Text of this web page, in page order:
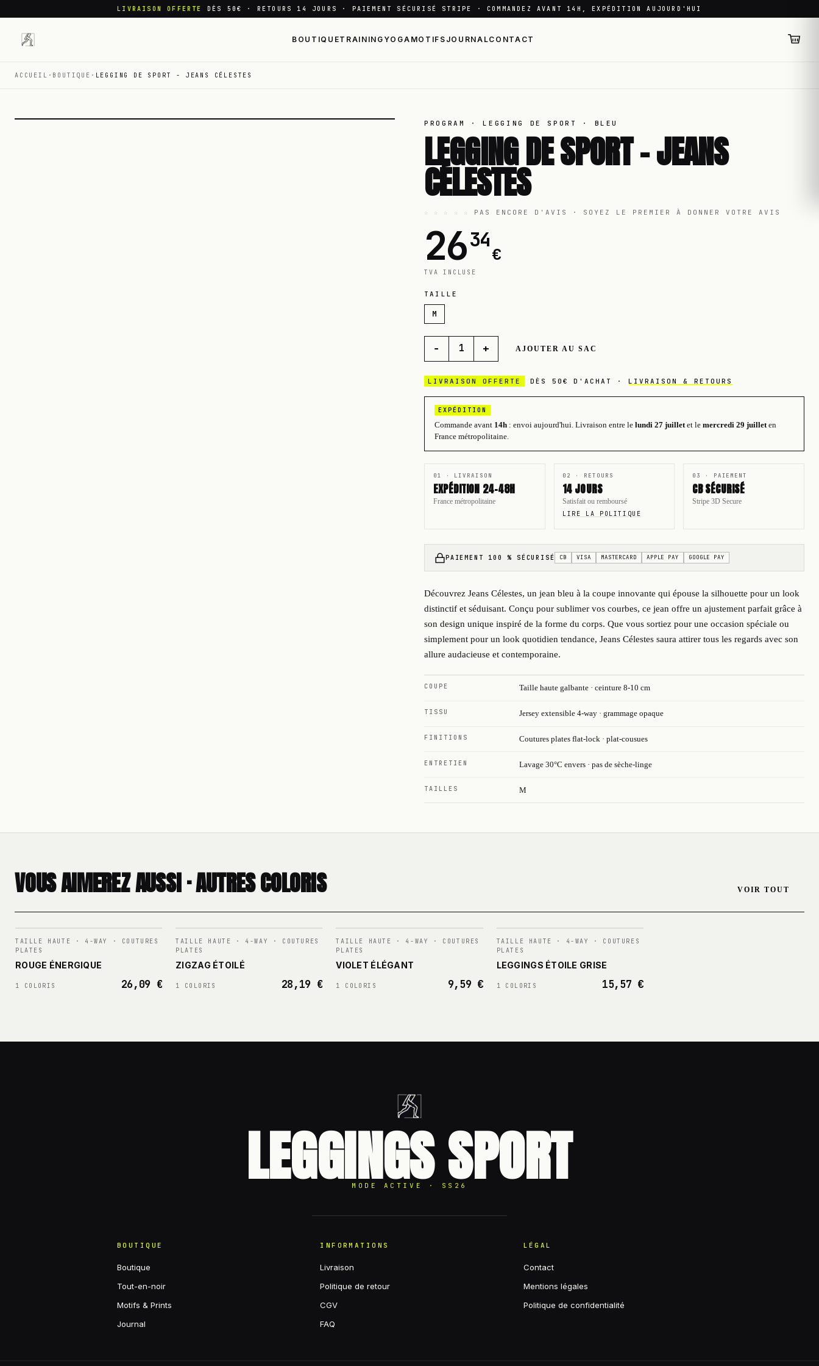
LIVRAISON OFFERTE DÈS 50€ · RETOURS 14 JOURS · PAIEMENT SÉCURISÉ STRIPE · COMMANDEZ AVANT 14H, EXPÉDITION AUJOURD'HUI
BOUTIQUETRAINING YOGA MOTIFS JOURNALCONTACT
ACCUEIL · BOUTIQUE · LEGGING DE SPORT - JEANS CÉLESTES
PROGRAM · LEGGING DE SPORT · BLEU
LEGGING DE SPORT - JEANS
CÉLESTES
PAS ENCORE D'AVIS · SOYEZ LE PREMIER À DONNER VOTRE AVIS
2634
€
TVA INCLUSE
TAILLE
M
− 1 + AJOUTER AU SAC
LIVRAISON OFFERTE DÈS 50€ D'ACHAT · LIVRAISON & RETOURS
EXPÉDITION
Commande avant 14h : envoi aujourd'hui. Livraison entre le lundi 27 juillet et le mercredi 29 juillet en
France métropolitaine.
01 · LIVRAISON
EXPÉDITION 24-48H
France métropolitaine
02 · RETOURS
14 JOURS
Satisfait ou remboursé
LIRE LA POLITIQUE
03 · PAIEMENT
CB SÉCURISÉ
Stripe 3D Secure
PAIEMENT 100 % SÉCURISÉ CB VISA MASTERCARD APPLE PAY GOOGLE PAY
Découvrez Jeans Célestes, un jean bleu à la coupe innovante qui épouse la silhouette pour un look
distinctif et séduisant. Conçu pour sublimer vos courbes, ce jean offre un ajustement parfait grâce à
son design unique inspiré de la forme du corps. Que vous sortiez pour une occasion spéciale ou
simplement pour un look quotidien tendance, Jeans Célestes saura attirer tous les regards avec son
allure audacieuse et contemporaine.
COUPE Taille haute galbante · ceinture 8-10 cm
TISSU Jersey extensible 4-way · grammage opaque
FINITIONS Coutures plates flat-lock · plat-cousues
ENTRETIEN Lavage 30°C envers · pas de sèche-linge
TAILLES M
VOUS AIMEREZ AUSSI · AUTRES COLORIS VOIR TOUT
N° 001
TAILLE HAUTE · 4-WAY · COUTURES
PLATES
ROUGE ÉNERGIQUE
1 COLORIS 26,09 €
N° 002
TAILLE HAUTE · 4-WAY · COUTURES
PLATES
ZIGZAG ÉTOILÉ
1 COLORIS 28,19 €
N° 003
TAILLE HAUTE · 4-WAY · COUTURES
PLATES
VIOLET ÉLÉGANT
1 COLORIS 9,59 €
N° 004
TAILLE HAUTE · 4-WAY · COUTURES
PLATES
LEGGINGS ÉTOILE GRISE
1 COLORIS 15,57 €
LEGGINGS SPORT
MODE ACTIVE · SS26
BOUTIQUE
Boutique
Tout-en-noir
Motifs & Prints
Journal
INFORMATIONS
Livraison
Politique de retour
CGV
FAQ
LÉGAL
Contact
Mentions légales
Politique de confidentialité